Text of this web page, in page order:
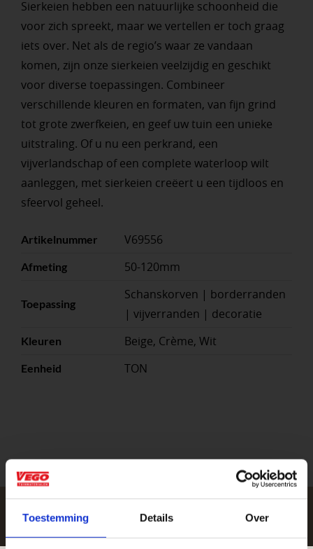
Toestemming Details Over
Sierkeien hebben een natuurlijke schoonheid die
voor zich spreekt, maar we vertellen er toch graag
iets over. Net als de regio’s waar ze vandaan
komen, zijn onze sierkeien veelzijdig en geschikt
voor diverse toepassingen. Combineer
verschillende kleuren en formaten, van fijn grind
tot grote zwerfkeien, en geef uw tuin een unieke
uitstraling. Of u nu een perkrand, een
vijverlandschap of een complete waterloop wilt
aanleggen, met sierkeien creëert u een tijdloos en
sfeervol geheel.
Artikelnummer V69556
Afmeting 50-120mm
Toepassing
Schanskorven | borderranden
| vijverranden | decoratie
Kleuren Beige, Crème, Wit
Eenheid TON
Zakelijke klant worden